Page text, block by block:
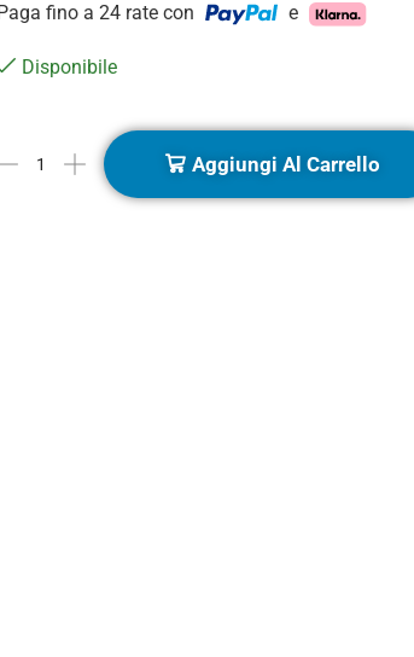
fino a 24 rate con e
Disponibile
Aggiungi Al Carrello